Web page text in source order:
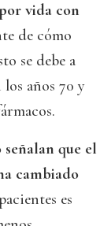
vida con
de cómo
se debe a
años 70 y
que el
cambiado
es